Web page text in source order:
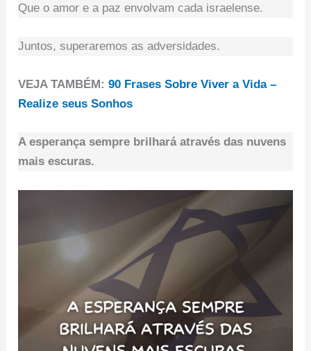
Que o amor e a paz envolvam cada israelense.
Juntos, superaremos as adversidades.
VEJA TAMBÉM:90 Frases Sobre Viver a Vida –
Realize seus Sonhos
A esperança sempre brilhará através das nuvens
mais escuras.